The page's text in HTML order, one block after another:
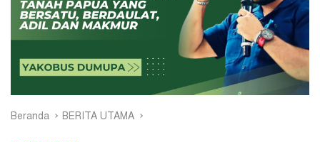
Beranda BERITA UTAMA